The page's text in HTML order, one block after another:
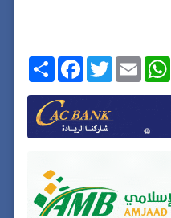
ا
ن
ش
ر
F
a
c
e
b
o
o
T
w
i
t
t
e
r
E
m
a
i
W
h
a
t
p